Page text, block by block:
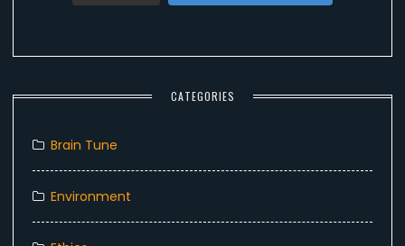
CATEGORIES
Brain Tune
Environment